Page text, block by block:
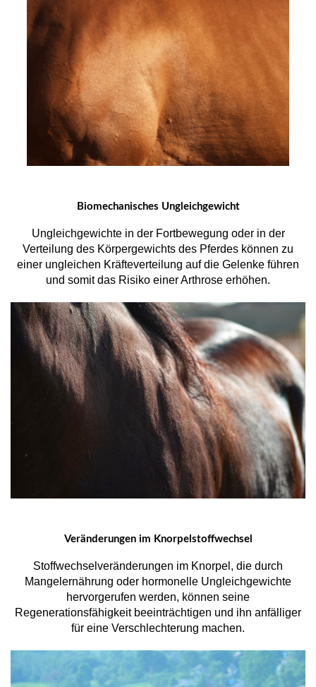
Biomechanisches Ungleichgewicht
Ungleichgewichte in der Fortbewegung oder in der
Verteilung des Körpergewichts des Pferdes können zu
einer ungleichen Kräfteverteilung auf die Gelenke führen
und somit das Risiko einer Arthrose erhöhen.
Veränderungen im Knorpelstoffwechsel
Stoffwechselveränderungen im Knorpel, die durch
Mangelernährung oder hormonelle Ungleichgewichte
hervorgerufen werden, können seine
Regenerationsfähigkeit beeinträchtigen und ihn anfälliger
für eine Verschlechterung machen.